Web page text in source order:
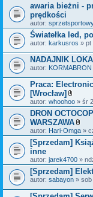
awaria bieżni -
prędkości
autor:
Światełka led,
autor: karkusros » pt
NADAJNIK
autor: KORMABRON
Praca:
[Wrocław]
Z
a
ł
ą
c
z
k
i
autor: whoohoo » śr
DRON
WARSZAWA
Z
a
ł
c
z
n
i
i
autor: Hari-Omga »
[Sprzedam]
inne
autor: jarek4700 »
[Sprzedam]
autor: sabayon » sob